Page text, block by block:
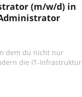
(m/w/d) in
dem du nicht nur
die IT-Infrastruktur